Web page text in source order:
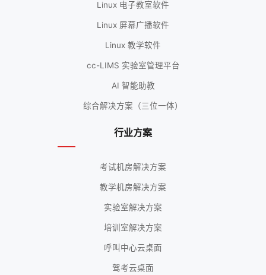
Linux 电子教室软件
Linux 屏幕广播软件
Linux 教学软件
cc-LIMS 实验室管理平台
AI 智能助教
综合解决方案（三位一体）
行业方案
考试机房解决方案
教学机房解决方案
实验室解决方案
培训室解决方案
呼叫中心云桌面
驾考云桌面